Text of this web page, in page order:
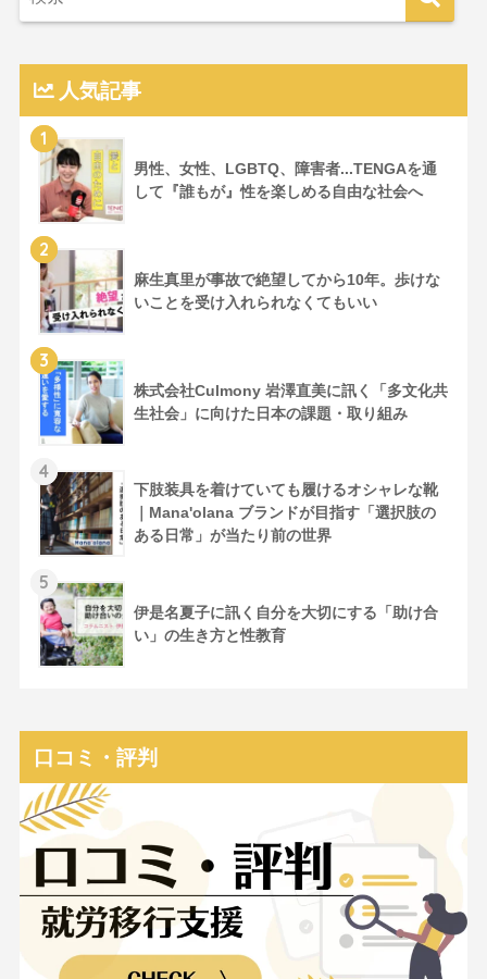
人気記事
1
男性、女性、LGBTQ、障害者...TENGAを通
して『誰もが』性を楽しめる自由な社会へ
2
麻生真里が事故で絶望してから10年。歩けな
いことを受け入れられなくてもいい
3
株式会社Culmony 岩澤直美に訊く「多文化共
生社会」に向けた日本の課題・取り組み
4
下肢装具を着けていても履けるオシャレな靴
｜Mana'olana ブランドが目指す「選択肢の
ある日常」が当たり前の世界
5
伊是名夏子に訊く自分を大切にする「助け合
い」の生き方と性教育
口コミ・評判